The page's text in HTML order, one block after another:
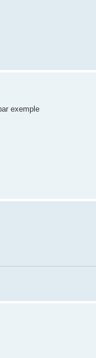
exemple